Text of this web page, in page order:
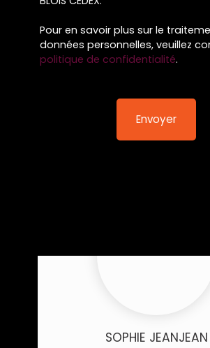
Pour en savoir plus sur le
données personnelles, veuillez
politique de confidentialité.
Envoyer
SOPHIE JEANJEAN